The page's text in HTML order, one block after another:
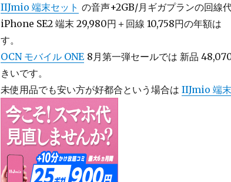
IIJmio 端末セット の音声+2GB/月ギガプランの回線
iPhone SE2 端末 29,980円＋回線 10,758円の年額
す。
OCN モバイル ONE 8月第一弾セールでは 新品
きいです。
未使用品でも安い方が好都合という場合は IIJmio 端